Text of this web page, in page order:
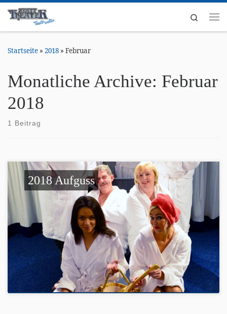
Zum Inhalt springen
Search
Startseite » 2018 » Februar
Monatliche Archive: Februar
2018
1 Beitrag
2018 Aufguss